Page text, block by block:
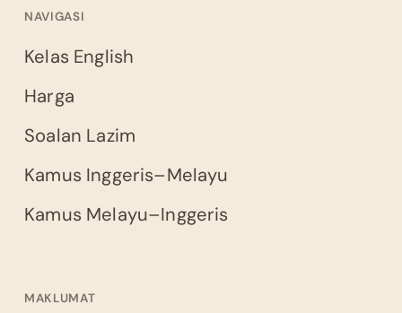
NAVIGASI
Kelas English
Harga
Soalan Lazim
Kamus Inggeris–Melayu
Kamus Melayu–Inggeris
MAKLUMAT